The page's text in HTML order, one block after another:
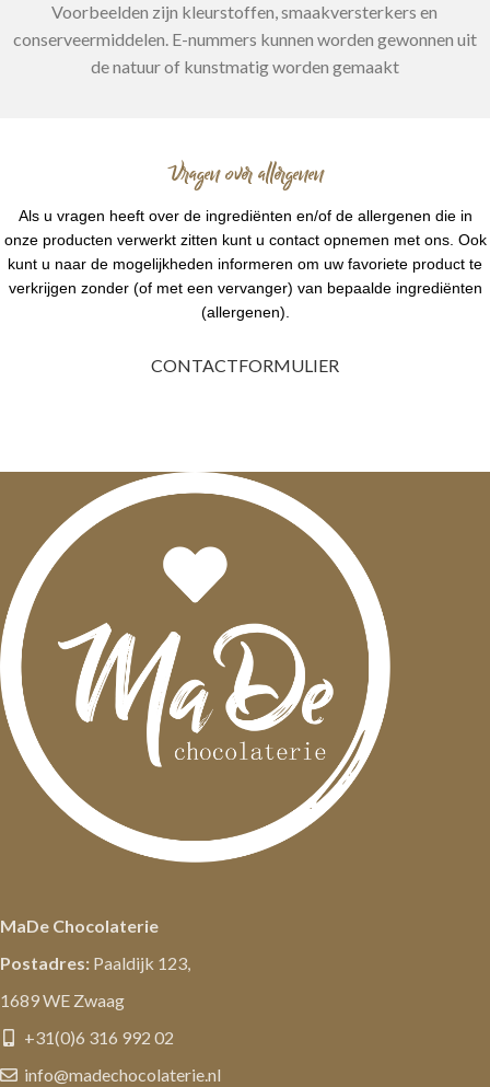
Voorbeelden zijn kleurstoffen, smaakversterkers en
conserveermiddelen. E-nummers kunnen worden gewonnen uit
de natuur of kunstmatig worden gemaakt
Vragen over allergenen
Als u vragen heeft over de ingrediënten en/of de allergenen die in
onze producten verwerkt zitten kunt u contact opnemen met ons. Ook
kunt u naar de mogelijkheden informeren om uw favoriete product te
verkrijgen zonder (of met een vervanger) van bepaalde ingrediënten
(allergenen).
CONTACTFORMULIER
MaDe Chocolaterie
Postadres: Paaldijk 123,
1689 WE Zwaag
+31(0)6 316 992 02
info@madechocolaterie.nl